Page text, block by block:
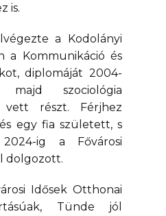
is.
a Kodolányi
a Kommunikáció és
diplomáját 2004-
szociológia
vett részt. Férjhez
egy fia született, s
ig a Fővárosi
dolgozott.
Idősek Otthonai
Tünde jól